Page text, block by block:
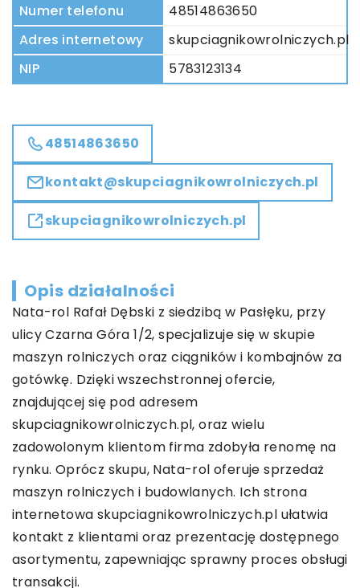
Numer telefonu
48514863650
Adres internetowy
skupciagnikowrolniczych.pl
NIP
5783123134
48514863650
kontakt@skupciagnikowrolniczych.pl
skupciagnikowrolniczych.pl
Opis działalności
Nata-rol Rafał Dębski z siedzibą w Pasłęku, przy
ulicy Czarna Góra 1/2, specjalizuje się w skupie
maszyn rolniczych oraz ciągników i kombajnów za
gotówkę. Dzięki wszechstronnej ofercie,
znajdującej się pod adresem
skupciagnikowrolniczych.pl, oraz wielu
zadowolonym klientom firma zdobyła renomę na
rynku. Oprócz skupu, Nata-rol oferuje sprzedaż
maszyn rolniczych i budowlanych. Ich strona
internetowa skupciagnikowrolniczych.pl ułatwia
kontakt z klientami oraz prezentację dostępnego
asortymentu, zapewniając sprawny proces obsługi
transakcji.